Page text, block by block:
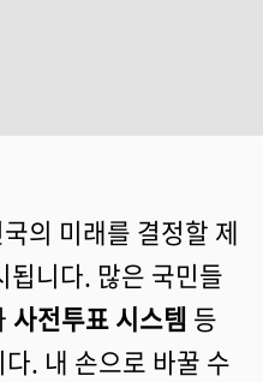
의 미래를 결정할 제
니다. 많은 국민들
사전투표 시스템 등
. 내 손으로 바꿀 수